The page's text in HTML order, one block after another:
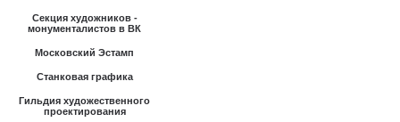
Секция художников -
монументалистов в ВК
Московский Эстамп
Станковая графика
Гильдия художественного
проектирования